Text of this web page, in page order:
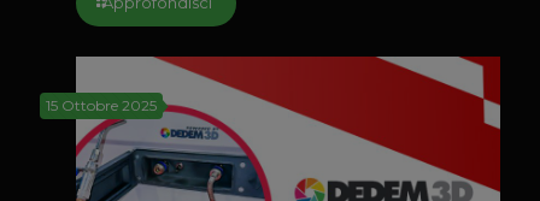
15 Ottobre 2025